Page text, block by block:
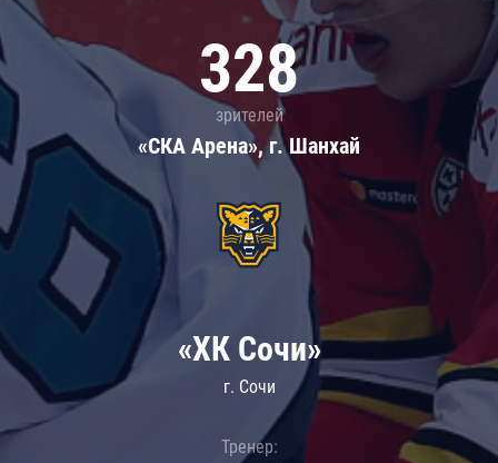
328
зрителей
«СКА Арена», г. Шанхай
«ХК Сочи»
г. Сочи
Тренер: